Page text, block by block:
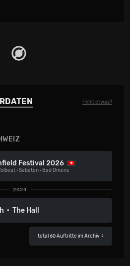
lieben euch und werden euch
Mal in Europa feiern.
Fehlt etwas?
Festival 2026
·Sabaton· Bad Omens
2024
· The Hall
total 60 Auftritte im Archiv ›